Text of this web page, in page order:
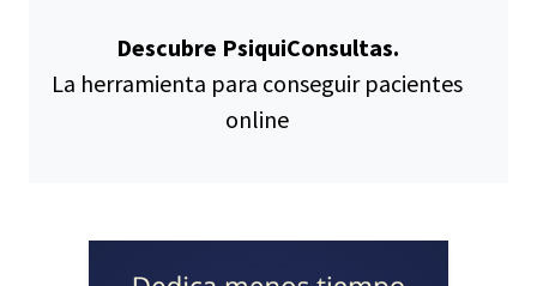
Descubre PsiquiConsultas.
La herramienta para conseguir pacientes
online